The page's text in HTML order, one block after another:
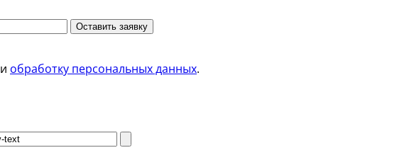
Оставить заявку
и обработку персональных данных.